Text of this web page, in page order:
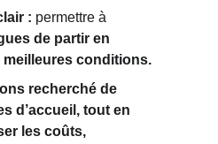
: permettre à
de partir en
meilleures conditions.
recherché de
d’accueil , tout en
les coûts,